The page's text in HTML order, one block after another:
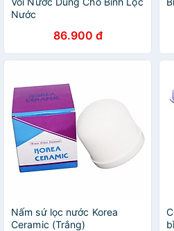
Nước
86.900 đ
Nấm sứ lọc nước Korea
Ceramic (Trắng)